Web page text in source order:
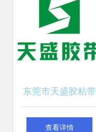
东莞市天盛胶粘带
制品厂 粘合品质与
查看详情